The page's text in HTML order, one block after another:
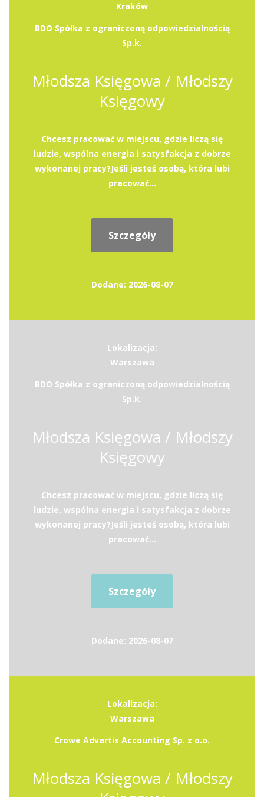
Kraków
BDO Spółka z ograniczoną odpowiedzialnością
Sp.k.
Młodsza Księgowa / Młodszy
Księgowy
Chcesz pracować w miejscu, gdzie liczą się
ludzie, wspólna energia i satysfakcja z dobrze
wykonanej pracy?Jeśli jesteś osobą, która lubi
pracować...
Szczegóły
Dodane: 2026-08-07
Lokalizacja:
Warszawa
BDO Spółka z ograniczoną odpowiedzialnością
Sp.k.
Młodsza Księgowa / Młodszy
Księgowy
Chcesz pracować w miejscu, gdzie liczą się
ludzie, wspólna energia i satysfakcja z dobrze
wykonanej pracy?Jeśli jesteś osobą, która lubi
pracować...
Szczegóły
Dodane: 2026-08-07
Lokalizacja:
Warszawa
Crowe Advartis Accounting Sp. z o.o.
Młodsza Księgowa / Młodszy